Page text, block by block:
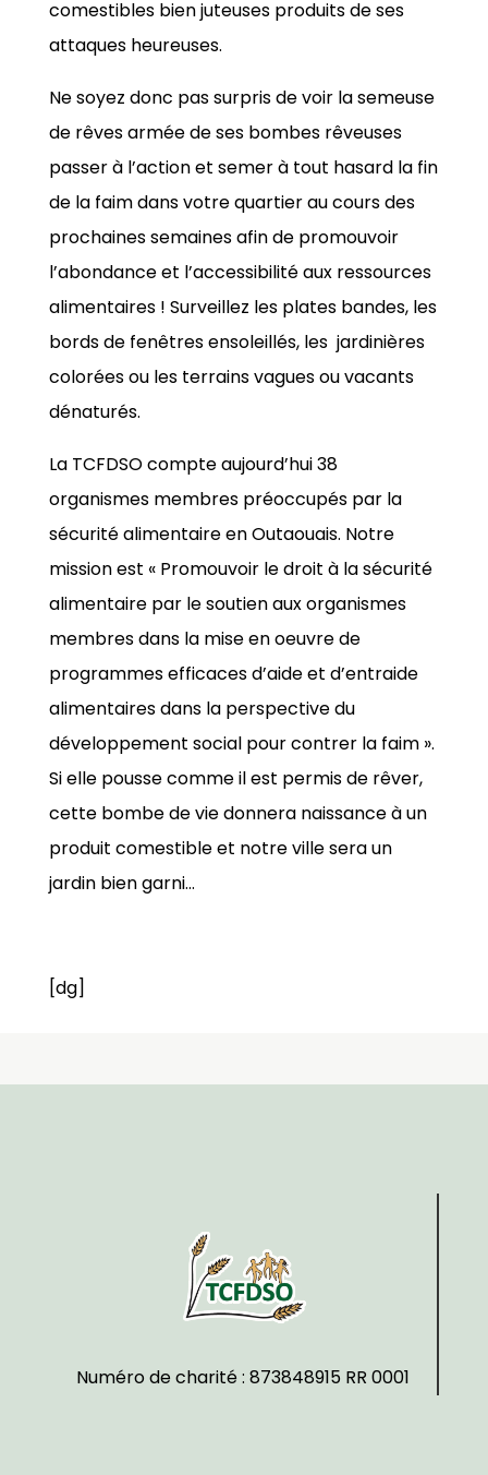
comestibles bien juteuses produits de ses
attaques heureuses.
Ne soyez donc pas surpris de voir la semeuse
de rêves armée de ses bombes rêveuses
passer à l’action et semer à tout hasard la fin
de la faim dans votre quartier au cours des
prochaines semaines afin de promouvoir
l’abondance et l’accessibilité aux ressources
alimentaires ! Surveillez les plates bandes, les
bords de fenêtres ensoleillés, les jardinières
colorées ou les terrains vagues ou vacants
dénaturés.
La TCFDSO compte aujourd’hui 38
organismes membres préoccupés par la
sécurité alimentaire en Outaouais. Notre
mission est « Promouvoir le droit à la sécurité
alimentaire par le soutien aux organismes
membres dans la mise en oeuvre de
programmes efficaces d’aide et d’entraide
alimentaires dans la perspective du
développement social pour contrer la faim ».
Si elle pousse comme il est permis de rêver,
cette bombe de vie donnera naissance à un
produit comestible et notre ville sera un
jardin bien garni…
[dg]
Numéro de charité : 873848915 RR 0001